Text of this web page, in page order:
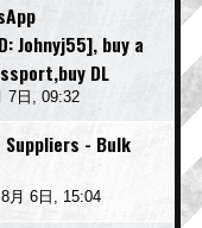
Johnyj55], buy a
DL
7日, 09:32
Suppliers - Bulk
月 6日, 15:04